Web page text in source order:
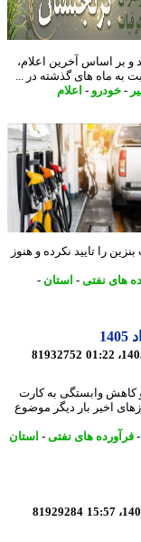
بر اساس آخرین اعلام،
های گذشته در ...
-اعلام
تایید نکرده و هنوز
نفتی-استان-
81932752
وابستگی به کارت
اخیر بار دیگر موضوع
های نفتی-استان
81929284